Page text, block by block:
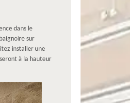
dans le
sur
installer une
à la hauteur